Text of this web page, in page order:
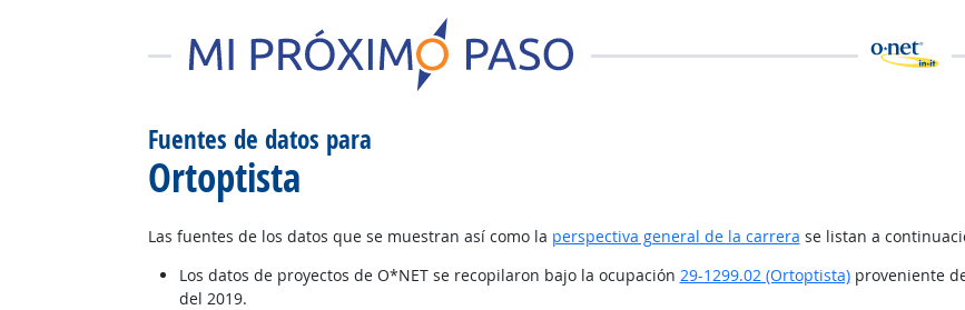
Fuentes de datos para
Ortoptista
Las fuentes de los datos que se muestran así como la perspectiva general de la carrera se listan a
Los datos de proyectos de O*NET se recopilaron bajo la ocupación 29-1299.02 (Ortoptista)proveniente
del 2019.